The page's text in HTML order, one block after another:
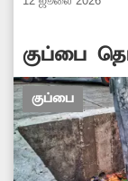
குப்பை
பீடம்
குப்பை